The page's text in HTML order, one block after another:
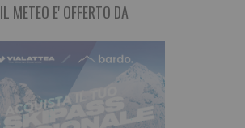
IL METEO E' OFFERTO DA